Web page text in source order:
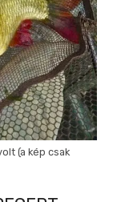
(a kép csak